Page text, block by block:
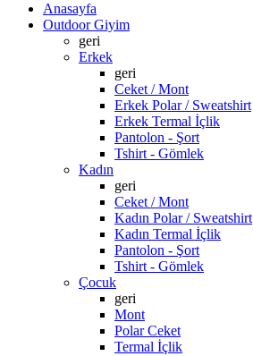
Anasayfa
Outdoor Giyim
geri
Erkek
geri
Ceket / Mont
Erkek Polar / Sweatshirt
Erkek Termal İçlik
Pantolon - Şort
Tshirt - Gömlek
Kadın
geri
Ceket / Mont
Kadın Polar / Sweatshirt
Kadın Termal İçlik
Pantolon - Şort
Tshirt - Gömlek
Çocuk
geri
Mont
Polar Ceket
Termal İçlik